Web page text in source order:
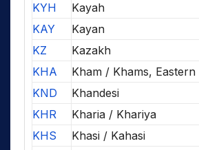
KYH
Kayah
KAY
Kayan
KZ
Kazakh
KHA
Kham / Khams, Eastern
KND
Khandesi
KHR
Kharia / Khariya
KHS
Khasi / Kahasi